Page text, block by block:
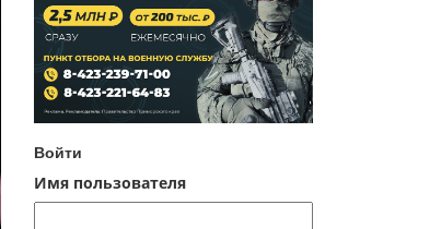
Войти
Имя пользователя